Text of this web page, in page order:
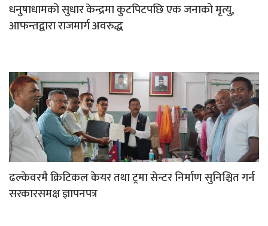
धनुषाधामको सुधार केन्द्रमा कुटपिटपछि एक जनाको मृत्यु,
आफन्तद्वारा राजमार्ग अवरुद्ध
ढल्केवरमै क्रिटिकल केयर तथा ट्रमा सेन्टर निर्माण सुनिश्चित गर्न
सरकारसमक्ष ज्ञापनपत्र